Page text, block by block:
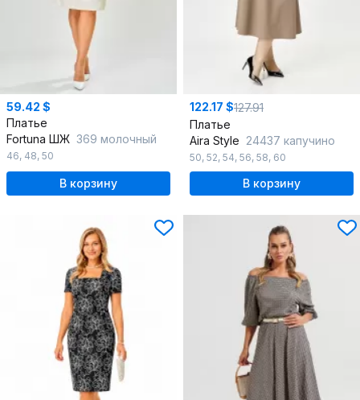
59.42 $
Платье
Fortuna ШЖ 369 молочный
46, 48, 50
В корзину
122.17 $127.91
Платье
Aira Style 24437 капучино
50, 52, 54, 56, 58, 60
В корзину